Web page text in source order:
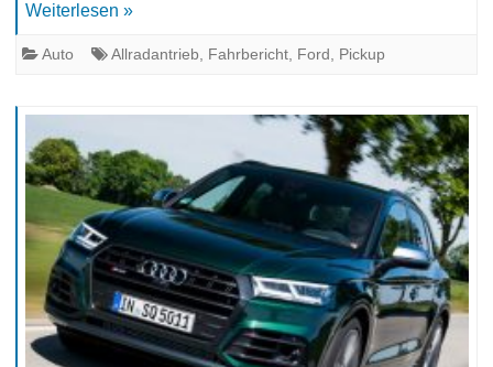
Weiterlesen »
Auto Allradantrieb, Fahrbericht, Ford, Pickup